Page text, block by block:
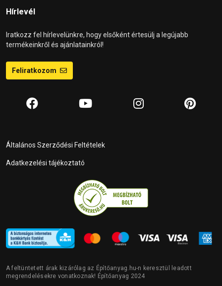
Hírlevél
Iratkozz fel hírlevelünkre, hogy elsőként értesülj a legújabb
termékeinkről és ajánlatainkról!
Feliratkozom
Általános Szerződési Feltételek
Adatkezelési tájékoztató
A feltüntetett árak kizárólag az Építőanyag.hu-n keresztül leadott
megrendelésekre vonatkoznak! Építőanyag 2024